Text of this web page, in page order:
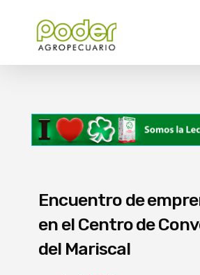
Encuentro de
en el Centro de
del Mariscal